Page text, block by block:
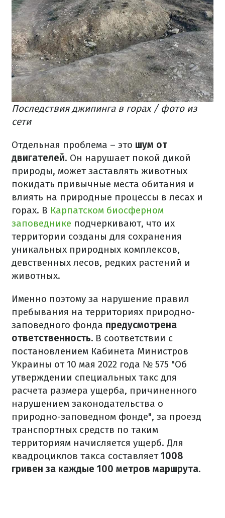
Последствия джипинга в горах / фото из
сети
Отдельная проблема – это шум от
двигателей. Он нарушает покой дикой
природы, может заставлять животных
покидать привычные места обитания и
влиять на природные процессы в лесах и
горах. В Карпатском биосферном
заповеднике подчеркивают, что их
территории созданы для сохранения
уникальных природных комплексов,
девственных лесов, редких растений и
животных.
Именно поэтому за нарушение правил
пребывания на территориях природно-
заповедного фонда предусмотрена
ответственность. В соответствии с
постановлением Кабинета Министров
Украины от 10 мая 2022 года № 575 "Об
утверждении специальных такс для
расчета размера ущерба, причиненного
нарушением законодательства о
природно-заповедном фонде", за проезд
транспортных средств по таким
территориям начисляется ущерб. Для
квадроциклов такса составляет1008
гривен за каждые 100 метров маршрута.